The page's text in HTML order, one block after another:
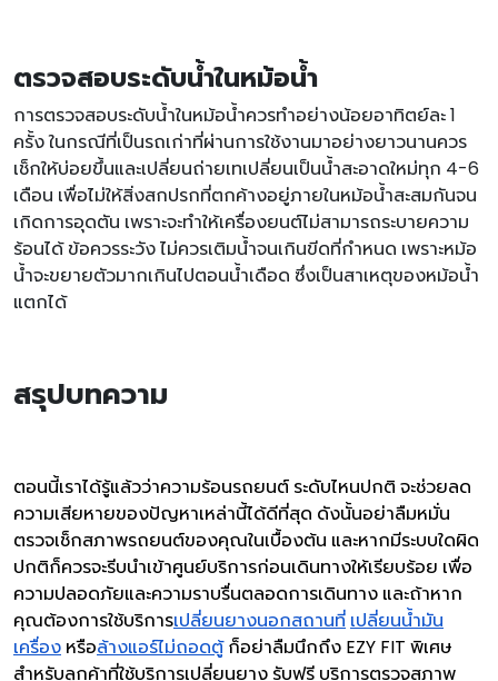
ตรวจสอบระดับน้ำในหม้อน้ำ
การตรวจสอบระดับน้ำในหม้อน้ำควรทำอย่างน้อยอาทิตย์ละ 1
ครั้ง ในกรณีที่เป็นรถเก่าที่ผ่านการใช้งานมาอย่างยาวนานควร
เช็กให้บ่อยขึ้นและเปลี่ยนถ่ายเทเปลี่ยนเป็นน้ำสะอาดใหม่ทุก 4-6
เดือน เพื่อไม่ให้สิ่งสกปรกที่ตกค้างอยู่ภายในหม้อน้ำสะสมกันจน
เกิดการอุดตัน เพราะจะทำให้เครื่องยนต์ไม่สามารถระบายความ
ร้อนได้ ข้อควรระวัง ไม่ควรเติมน้ำจนเกินขีดที่กำหนด เพราะหม้อ
น้ำจะขยายตัวมากเกินไปตอนน้ำเดือด ซึ่งเป็นสาเหตุของหม้อน้ำ
แตกได้
สรุปบทความ
ตอนนี้เราได้รู้แล้วว่าความร้อนรถยนต์ ระดับไหนปกติ จะช่วยลด
ความเสียหายของปัญหาเหล่านี้ได้ดีที่สุด ดังนั้นอย่าลืมหมั่น
ตรวจเช็กสภาพรถยนต์ของคุณในเบื้องต้น และหากมีระบบใดผิด
ปกติก็ควรจะรีบนำเข้าศูนย์บริการก่อนเดินทางให้เรียบร้อย เพื่อ
ความปลอดภัยและความราบรื่นตลอดการเดินทาง และถ้าหาก
คุณต้องการใช้บริการเปลี่ยนยางนอกสถานที่ เปลี่ยนน้ำมัน
เครื่อง หรือล้างแอร์ไม่ถอดตู้ก็อย่าลืมนึกถึง EZY FIT พิเศษ
สำหรับลูกค้าที่ใช้บริการเปลี่ยนยาง รับฟรี บริการตรวจสภาพ